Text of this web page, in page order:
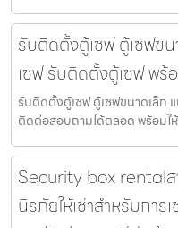
รับติดตั้งตู้เซฟ ตู้เซฟข
เซฟ รับติดตั้งตู้เซฟ พ
รับติดตั้งตู้เซฟ ตู้เซฟขนาดเล็ก
ติดต่อสอบถามได้ตลอด พร้อมใ
Security box rental
นิรภัยให้เช่าสำหรับการ